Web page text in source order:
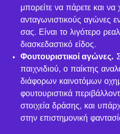
μπορείτε να πάρετε και να
ανταγωνιστικούς αγώνες
σας. Είναι το λιγότερο
διασκεδαστικό είδος.
Φουτουριστικοί αγώνες.
παιχνιδιού, ο παίκτης
διάφορων καινοτόμων
φουτουριστικά
στοιχεία δράσης, και
στην επιστημονική